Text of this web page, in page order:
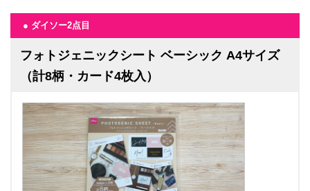
● ダイソー2点目
フォトジェニックシート ベーシック A4サイズ
（計8柄・カード4枚入）